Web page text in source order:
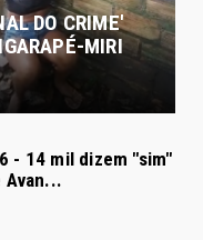
DO CRIME'
MIRI
- 14 mil dizem "sim"
Avan...